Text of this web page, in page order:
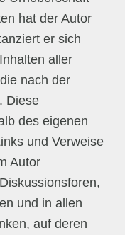
hat der Autor
er sich
aller
nach der
Diese
des eigenen
und Verweise
Autor
und in allen
auf deren